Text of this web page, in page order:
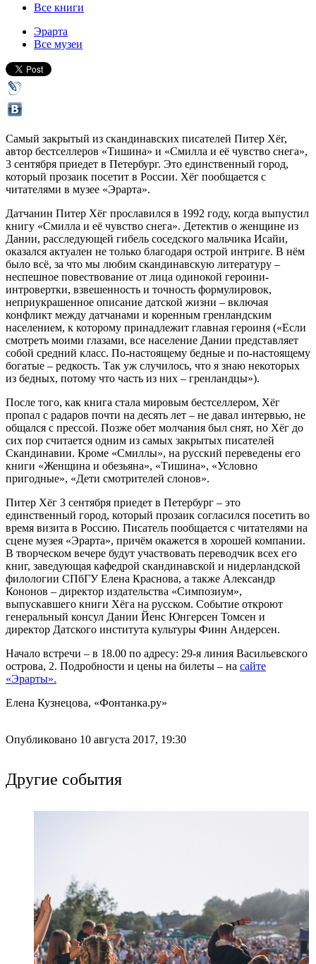
Все книги
Эрарта
Все музеи
Самый закрытый из скандинавских писателей Питер Хёг,
автор бестселлеров «Тишина» и «Смилла и её чувство снега»,
3 сентября приедет в Петербург. Это единственный город,
который прозаик посетит в России. Хёг пообщается с
читателями в музее «Эрарта».
Датчанин Питер Хёг прославился в 1992 году, когда выпустил
книгу «Смилла и её чувство снега». Детектив о женщине из
Дании, расследующей гибель соседского мальчика Исайи,
оказался актуален не только благодаря острой интриге. В нём
было всё, за что мы любим скандинавскую литературу –
неспешное повествование от лица одинокой героини-
интровертки, взвешенность и точность формулировок,
неприукрашенное описание датской жизни – включая
конфликт между датчанами и коренным гренландским
населением, к которому принадлежит главная героиня («Если
смотреть моими глазами, все население Дании представляет
собой средний класс. По-настоящему бедные и по-настоящему
богатые – редкость. Так уж случилось, что я знаю некоторых
из бедных, потому что часть из них – гренландцы»).
После того, как книга стала мировым бестселлером, Хёг
пропал с радаров почти на десять лет – не давал интервью, не
общался с прессой. Позже обет молчания был снят, но Хёг до
сих пор считается одним из самых закрытых писателей
Скандинавии. Кроме «Смиллы», на русский переведены его
книги «Женщина и обезьяна», «Тишина», «Условно
пригодные», «Дети смотрителей слонов».
Питер Хёг 3 сентября приедет в Петербург – это
единственный город, который прозаик согласился посетить во
время визита в Россию. Писатель пообщается с читателями на
сцене музея «Эрарта», причём окажется в хорошей компании.
В творческом вечере будут участвовать переводчик всех его
книг, заведующая кафедрой скандинавской и нидерландской
филологии СПбГУ Елена Краснова, а также Александр
Кононов – директор издательства «Симпозиум»,
выпускавшего книги Хёга на русском. Событие откроют
генеральный консул Дании Йенс Юнгерсен Томсен и
директор Датского института культуры Финн Андерсен.
Начало встречи – в 18.00 по адресу: 29-я линия Васильевского
острова, 2. Подробности и цены на билеты – на сайте
«Эрарты».
Елена Кузнецова, «Фонтанка.ру»
Опубликовано 10 августа 2017, 19:30
Другие события